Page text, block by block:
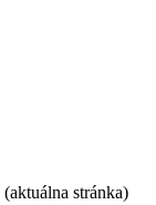
(aktuálna stránka)